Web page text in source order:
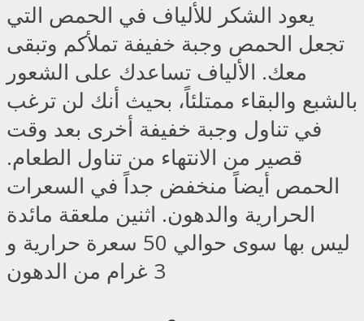
يعود الشكر للألياف في الحمص التي
تجعل الحمص وجبة خفيفة تملأكم وتبقى
معك. الألياف تساعدك على الشعور
بالشبع والبقاء ممتلئاً، بحيث أنك لن ترغب
في تناول وجبة خفيفة أخرى بعد وقت
قصير من الانتهاء من تناول الطعام.
الحمص أيضاً منخفض جداً في السعرات
الحرارية والدهون. اثنين ملعقة مائدة
ليس بها سوى حوالي 50 سعرة حرارية و
3 غرام من الدهون